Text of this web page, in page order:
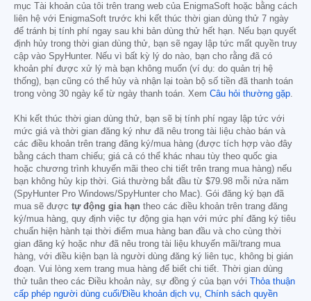
mục Tài khoản của tôi trên trang web của EnigmaSoft hoặc bằng cách
liên hệ với EnigmaSoft trước khi kết thúc thời gian dùng thử 7 ngày
để tránh bị tính phí ngay sau khi bản dùng thử hết hạn. Nếu bạn quyết
định hủy trong thời gian dùng thử, bạn sẽ ngay lập tức mất quyền truy
cập vào SpyHunter. Nếu vì bất kỳ lý do nào, bạn cho rằng đã có
khoản phí được xử lý mà bạn không muốn (ví dụ: do quản trị hệ
thống), bạn cũng có thể hủy và nhận lại toàn bộ số tiền đã thanh toán
trong vòng 30 ngày kể từ ngày thanh toán. Xem Câu hỏi thường gặp.
Khi kết thúc thời gian dùng thử, bạn sẽ bị tính phí ngay lập tức với
mức giá và thời gian đăng ký như đã nêu trong tài liệu chào bán và
các điều khoản trên trang đăng ký/mua hàng (được tích hợp vào đây
bằng cách tham chiếu; giá cả có thể khác nhau tùy theo quốc gia
hoặc chương trình khuyến mãi theo chi tiết trên trang mua hàng) nếu
bạn không hủy kịp thời. Giá thường bắt đầu từ $79.98 mỗi nửa năm
(SpyHunter Pro Windows/SpyHunter cho Mac). Gói đăng ký bạn đã
mua sẽ được tự động gia hạn theo các điều khoản trên trang đăng
ký/mua hàng, quy định việc tự động gia hạn với mức phí đăng ký tiêu
chuẩn hiện hành tại thời điểm mua hàng ban đầu và cho cùng thời
gian đăng ký hoặc như đã nêu trong tài liệu khuyến mãi/trang mua
hàng, với điều kiện bạn là người dùng đăng ký liên tục, không bị gián
đoạn. Vui lòng xem trang mua hàng để biết chi tiết. Thời gian dùng
thử tuân theo các Điều khoản này, sự đồng ý của bạn với
Thỏa thuận
cấp phép người dùng cuối/Điều khoản dịch vụ, Chính sách quyền